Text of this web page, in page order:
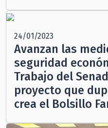
24/01/2023
Avanzan las
seguridad
Trabajo del
proyecto que
crea el Bolsillo